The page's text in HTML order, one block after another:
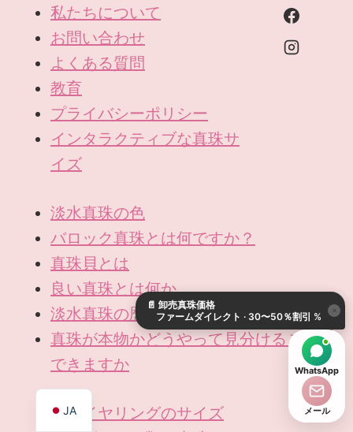
私たちについて
お問い合わせ
よくある質問
教育
プライバシーポリシー
インタラクティブな真珠サ
イズ
淡水真珠の色
バロック真珠とは何ですか？
真珠貝とは
良い真珠とは何か
淡水真珠の歴史
真珠が本物かどうやって見分けることが
できますか
真珠イヤリングのサイズ
📄 卸売真珠価格
ファームダイレクト · 30〜50％割引 %
×
WhatsApp
メール
JA
AR
IT
ES
KO